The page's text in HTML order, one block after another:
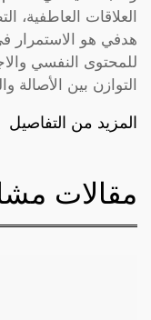
العلاقات
هدفي هو الاستمرار
للمحتوى النفسي
التوازن بين الأصالة
المزيد من التفاصيل
مقالات